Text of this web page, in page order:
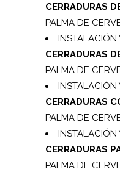
CERRADURAS
PALMA DE
CERRADURAS
PALMA DE
CERRADURAS
PALMA DE
CERRADURAS
PALMA DE